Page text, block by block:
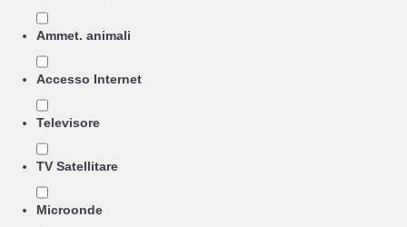
Ammet. animali
Accesso Internet
Televisore
TV Satellitare
Microonde